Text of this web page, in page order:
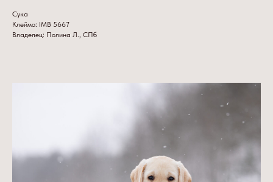
Сука
Клеймо: IMB 5667
Владелец: Полина Л., СПб